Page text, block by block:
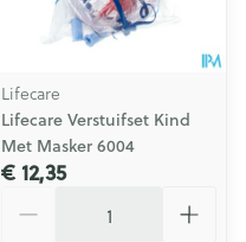
Lifecare
Lifecare Verstuifset Kind
Met Masker 6004
€ 12,35